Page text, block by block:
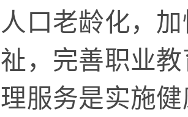
口老龄化，
，完善职业
服务是实施